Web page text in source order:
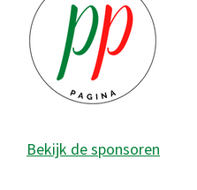
Bekijk de sponsoren